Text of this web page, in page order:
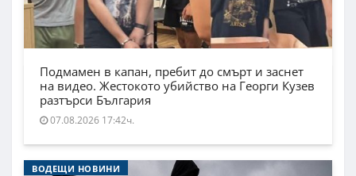
Подмамен в капан, пребит до смърт и заснет
на видео. Жестокото убийство на Георги Кузев
разтърси България
07.08.2026 17:42ч.
ВОДЕЩИ НОВИНИ